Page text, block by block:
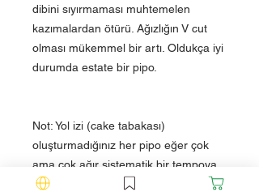
dibini sıyırmaması muhtemelen
kazımalardan ötürü. Ağızlığın V cut
olması mükemmel bir artı. Oldukça iyi
durumda estate bir pipo.
Not: Yol izi (cake tabakası)
oluşturmadığınız her pipo eğer çok
ama çok ağır sistematik bir tempoya
sahip değilseniz, ısınır. Isınma, yol izi